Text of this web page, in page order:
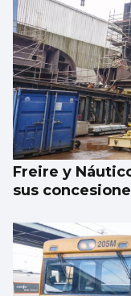
Freire y
sus